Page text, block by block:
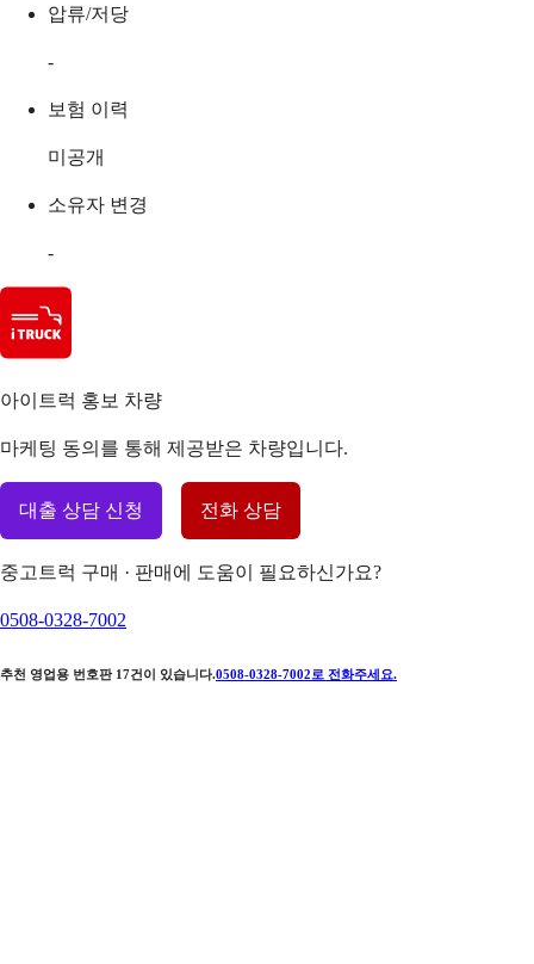
압류/저당
-
보험 이력
미공개
소유자 변경
-
아이트럭 홍보 차량
마케팅 동의를 통해 제공받은 차량입니다.
대출 상담 신청 전화 상담
중고트럭 구매 · 판매에 도움이 필요하신가요?
0508-0328-7002
추천 영업용 번호판 17건이 있습니다.0508-0328-7002 로 전화주세요.